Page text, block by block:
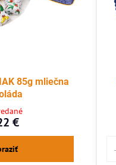
85g mliečna
€